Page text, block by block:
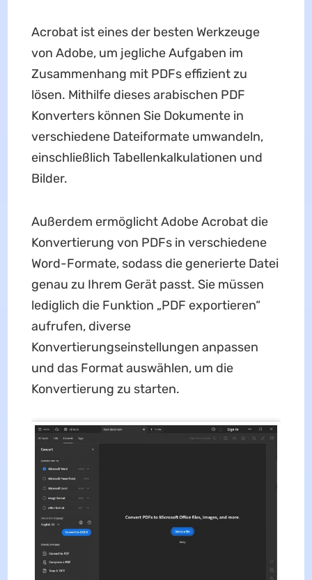
Acrobat ist eines der besten Werkzeuge
von Adobe, um jegliche Aufgaben im
Zusammenhang mit PDFs effizient zu
lösen. Mithilfe dieses arabischen PDF
Konverters können Sie Dokumente in
verschiedene Dateiformate umwandeln,
einschließlich Tabellenkalkulationen und
Bilder.
Außerdem ermöglicht Adobe Acrobat die
Konvertierung von PDFs in verschiedene
Word-Formate, sodass die generierte Datei
genau zu Ihrem Gerät passt. Sie müssen
lediglich die Funktion „PDF exportieren“
aufrufen, diverse
Konvertierungseinstellungen anpassen
und das Format auswählen, um die
Konvertierung zu starten.